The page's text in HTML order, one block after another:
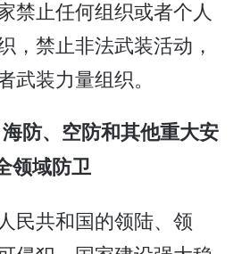
止任何组织或者个人
，禁止非法武装活动，
武装力量组织。
防、空防和其他重大安
领域防卫
共和国的领陆、领